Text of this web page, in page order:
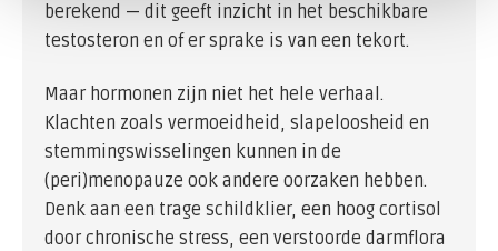
berekend — dit geeft inzicht in het beschikbare
testosteron en of er sprake is van een tekort.
Maar hormonen zijn niet het hele verhaal.
Klachten zoals vermoeidheid, slapeloosheid en
stemmingswisselingen kunnen in de
(peri)menopauze ook andere oorzaken hebben.
Denk aan een trage schildklier, een hoog cortisol
door chronische stress, een verstoorde darmflora